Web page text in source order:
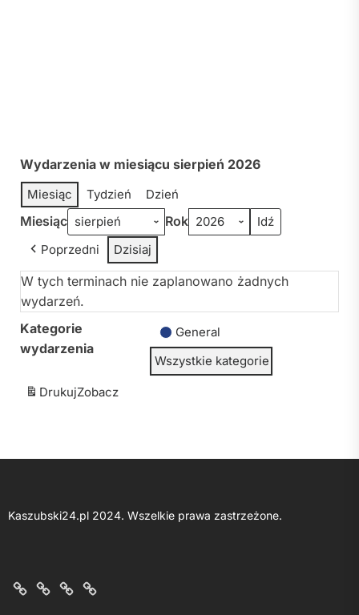
Wydarzenia w miesiącu sierpień 2026
Miesiąc Tydzień Dzień
Miesiąc Rok
Poprzedni Dzisiaj
W tych terminach nie zaplanowano żadnych
wydarzeń.
Kategorie
wydarzenia
General
Wszystkie kategorie
DrukujZobacz
Kaszubski24.pl 2024. Wszelkie prawa zastrzeżone.
O
KontaktPolitykaRegulamin